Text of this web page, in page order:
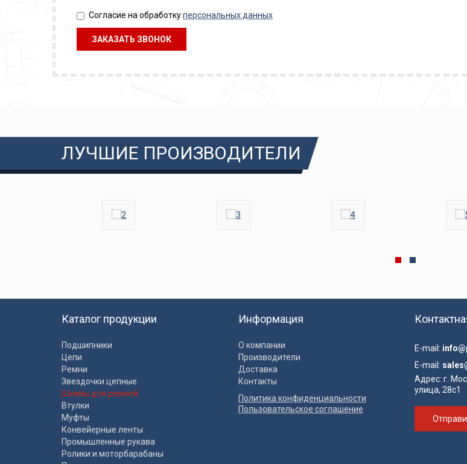
Согласие на обработкуперсональных данных
ЛУЧШИЕ ПРОИЗВОДИТЕЛИ
Каталог продукции
Подшипники
Цепи
Ремни
Звездочки цепные
Шкивы для ремней
Втулки
Муфты
Конвейерные ленты
Промышленные рукава
Ролики и моторбарабаны
Информация
О компании
Производители
Доставка
Контакты
Политика конфиденциальности
Пользовательское соглашение
E-mail:
E-mail:
Адрес: г.
улица, 28с1